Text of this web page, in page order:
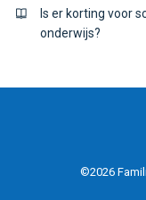
Is er korting voor
onderwijs?
©2026